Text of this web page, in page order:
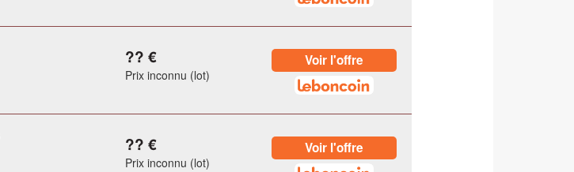
?? €
Prix inconnu (lot)
?? €
Prix inconnu (lot)